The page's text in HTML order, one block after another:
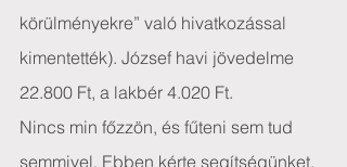
körülményekre” való hivatkozással
kimentették). József havi jövedelme
22.800 Ft, a lakbér 4.020 Ft.
Nincs min főzzön, és fűteni sem tud
semmivel. Ebben kérte segítségünket.